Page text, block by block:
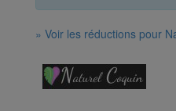
» Voir les réductions pour